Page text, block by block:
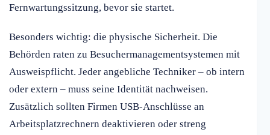
Fernwartungssitzung, bevor sie startet.
Besonders wichtig: die physische Sicherheit. Die
Behörden raten zu Besuchermanagementsystemen mit
Ausweispflicht. Jeder angebliche Techniker – ob intern
oder extern – muss seine Identität nachweisen.
Zusätzlich sollten Firmen USB-Anschlüsse an
Arbeitsplatzrechnern deaktivieren oder streng